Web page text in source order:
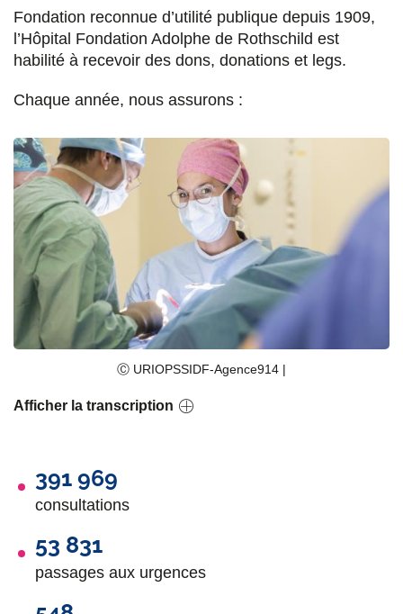
Fondation reconnue d’utilité publique depuis 1909,
l’Hôpital Fondation Adolphe de Rothschild est
habilité à recevoir des dons, donations et legs.
Chaque année, nous assurons :
Ⓒ URIOPSSIDF-Agence914 |
Afficher la transcription
391 969
consultations
53 831
passages aux urgences